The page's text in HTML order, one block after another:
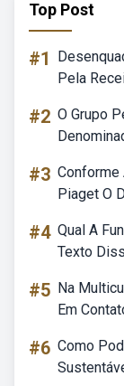
Top Post
#1
Pela
#2 O Grupo
#3 Conforme
Piaget O
#4 Qual A
Texto
#5 Na
Em
#6 Como